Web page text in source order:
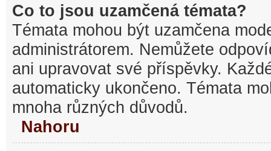
Co to jsou uzamčená témata?
Témata mohou být uzamčena
administrátorem. Nemůžete
ani upravovat své příspěvky.
automaticky ukončeno. Témata
mnoha různých důvodů.
Nahoru